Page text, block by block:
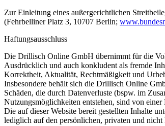
Zur Einleitung eines außergerichtlichen
(Fehrbelliner Platz 3, 10707 Berlin;
Haftungsausschluss
Die Drillisch Online GmbH übernimmt für die
Ausdrücklich und auch konkludent als fremde
Korrektheit, Aktualität, Rechtmäßigkeit und
Insbesondere behält sich die Drillisch Online
Schäden, die durch Datenverluste (bspw. im
Nutzungsmöglichkeiten entstehen, sind von
Die auf dieser Website bereit gestellten Inhalte
lediglich auf den persönlichen, privaten und